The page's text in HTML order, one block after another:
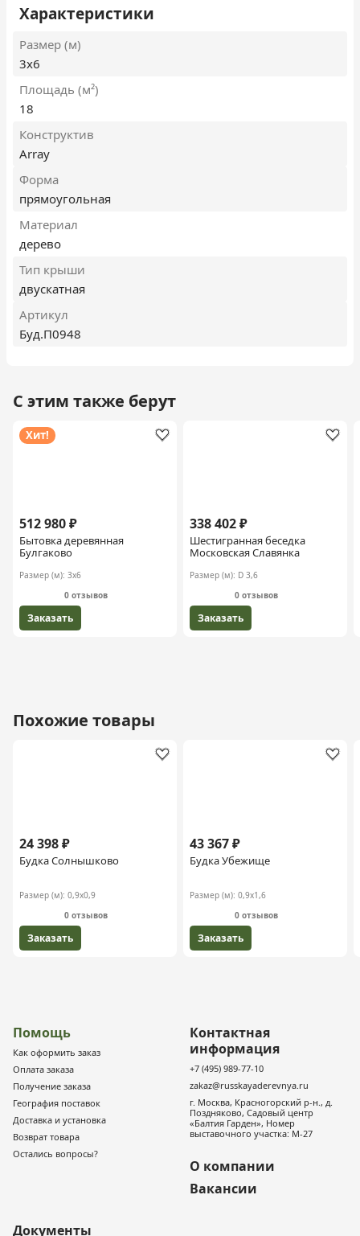
Характеристики
Размер (м)
3х6
Площадь (м²)
18
Конструктив
Array
Форма
прямоугольная
Материал
дерево
Тип крыши
двускатная
Артикул
Буд.П0948
С этим также берут
Хит!
512 980 ₽
Бытовка деревянная
Булгаково
Размер (м): 3х6
0 отзывов
Заказать
338 402 ₽
Шестигранная беседка
Московская Славянка
Размер (м): D 3,6
0 отзывов
Заказать
Похожие товары
24 398 ₽
Будка Солнышково
Размер (м): 0,9х0,9
0 отзывов
Заказать
43 367 ₽
Будка Убежище
Размер (м): 0,9х1,6
0 отзывов
Заказать
Помощь
Как оформить заказ
Оплата заказа
Получение заказа
География поставок
Доставка и установка
Возврат товара
Остались вопросы?
Контактная
информация
+7 (495) 989-77-10
zakaz@russkayaderevnya.ru
г. Москва, Красногорский р-н., д.
Поздняково, Садовый центр
«Балтия Гарден», Номер
выставочного участка: М-27
О компании
Вакансии
Документы